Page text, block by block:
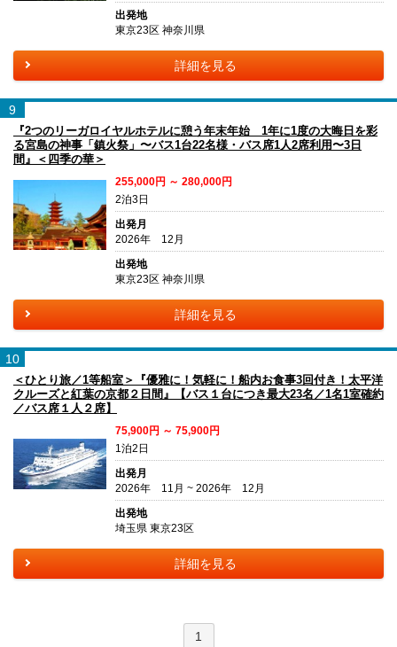
出発地
東京23区 神奈川県
詳細を見る
9
『2つのリーガロイヤルホテルに憩う年末年始 1年に1度の大晦日を彩
る宮島の神事「鎮火祭」〜バス1台22名様・バス席1人2席利用〜3日
間』＜四季の華＞
255,000円 ～ 280,000円
2泊3日
出発月
2026年 12月
出発地
東京23区 神奈川県
詳細を見る
10
＜ひとり旅／1等船室＞『優雅に！気軽に！船内お食事3回付き！太平洋
クルーズと紅葉の京都２日間』【バス１台につき最大23名／1名1室確約
／バス席１人２席】
75,900円 ～ 75,900円
1泊2日
出発月
2026年 11月 ~ 2026年 12月
出発地
埼玉県 東京23区
詳細を見る
1